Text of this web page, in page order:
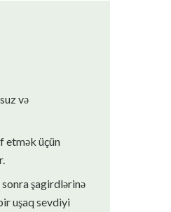
və
etmək üçün
şagirdlərinə
uşaq sevdiyi